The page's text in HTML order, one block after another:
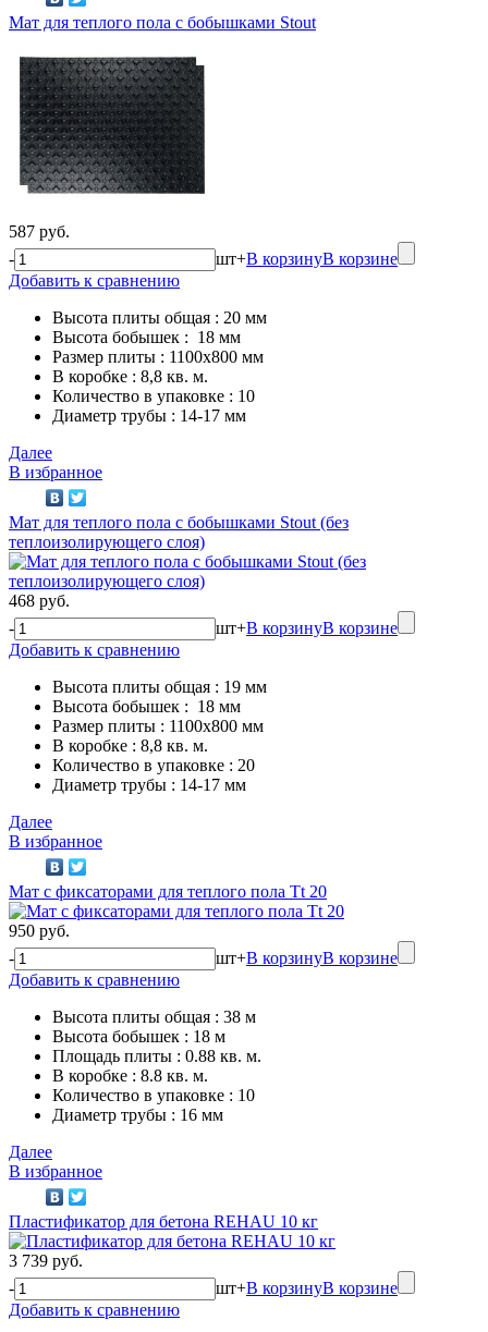
Мат для теплого пола с бобышками Stout
587 руб.
-
шт+В корзинуВ корзине
Добавить к сравнению
Высота плиты общая : 20 мм
Высота бобышек : 18 мм
Размер плиты : 1100х800 мм
В коробке : 8,8 кв. м.
Количество в упаковке : 10
Диаметр трубы : 14-17 мм
Далее
В избранное
Мат для теплого пола с бобышками Stout (без
теплоизолирующего слоя)
468 руб.
-
шт+В корзинуВ корзине
Добавить к сравнению
Высота плиты общая : 19 мм
Высота бобышек : 18 мм
Размер плиты : 1100х800 мм
В коробке : 8,8 кв. м.
Количество в упаковке : 20
Диаметр трубы : 14-17 мм
Далее
В избранное
Мат с фиксаторами для теплого пола Tt 20
950 руб.
-
шт+В корзинуВ корзине
Добавить к сравнению
Высота плиты общая : 38 м
Высота бобышек : 18 м
Площадь плиты : 0.88 кв. м.
В коробке : 8.8 кв. м.
Количество в упаковке : 10
Диаметр трубы : 16 мм
Далее
В избранное
Пластификатор для бетона REHAU 10 кг
3 739 руб.
-
шт+В корзинуВ корзине
Добавить к сравнению